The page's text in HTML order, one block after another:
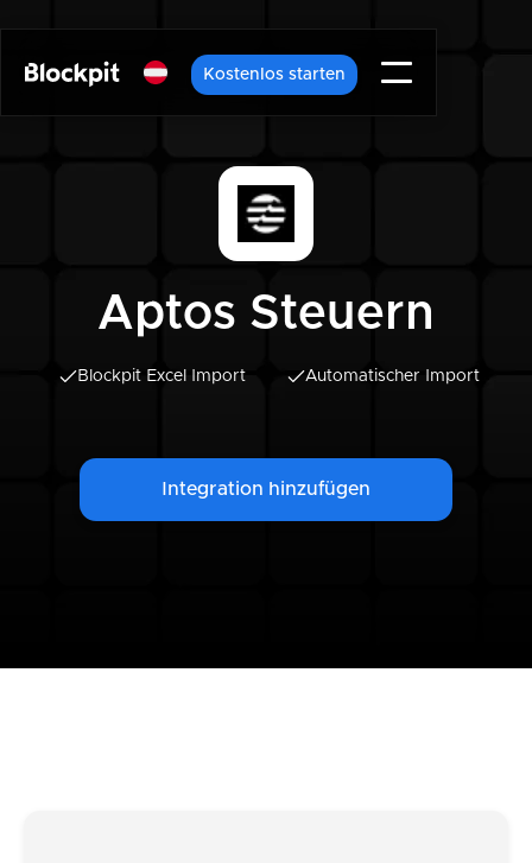
Kostenlos starten
Aptos Steuern
Blockpit Excel Import Automatischer Import
Integration hinzufügen